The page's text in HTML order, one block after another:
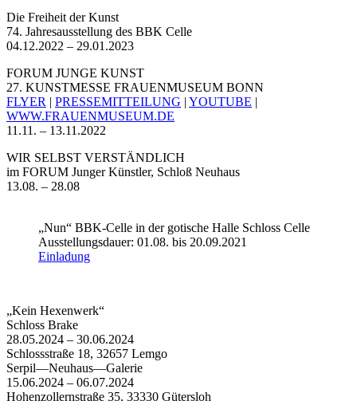
Die Freiheit der Kunst
74. Jahresausstellung des BBK Celle
04.12.2022 – 29.01.2023
FORUM JUNGE KUNST
27. KUNSTMESSE FRAUENMUSEUM BONN
FLYER | PRESSEMITTEILUNG | YOUTUBE |
WWW.FRAUENMUSEUM.DE
11.11. – 13.11.2022
WIR SELBST VERSTÄNDLICH
im FORUM Junger Künstler, Schloß Neuhaus
13.08. – 28.08
„Nun“ BBK-Celle in der gotische Halle Schloss Celle
Ausstellungsdauer: 01.08. bis 20.09.2021
Einladung
„Kein Hexenwerk“
Schloss Brake
28.05.2024 – 30.06.2024
Schlossstraße 18, 32657 Lemgo
Serpil—Neuhaus—Galerie
15.06.2024 – 06.07.2024
Hohenzollernstraße 35, 33330 Gütersloh